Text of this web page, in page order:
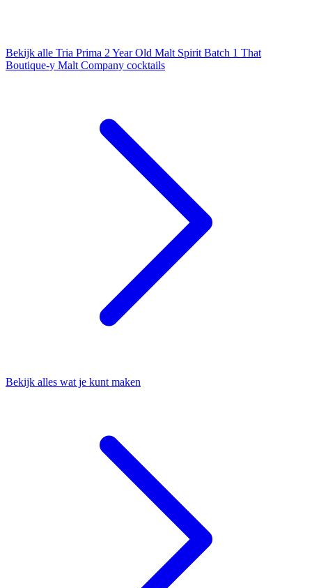
Bekijk alle Tria Prima 2 Year Old Malt Spirit Batch 1 That
Boutique-y Malt Company cocktails
Bekijk alles wat je kunt maken